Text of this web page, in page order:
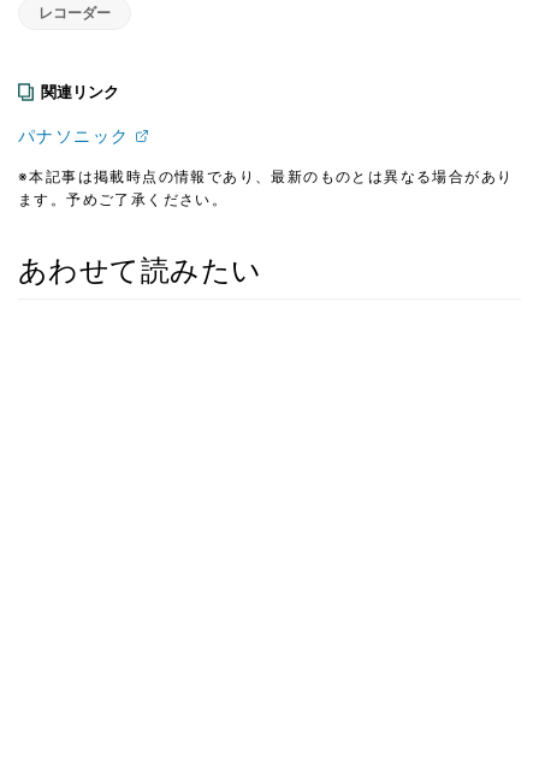
レコーダー
関連リンク
パナソニック
※本記事は掲載時点の情報であり、最新のものとは異なる場合があり
ます。予めご了承ください。
あわせて読みたい